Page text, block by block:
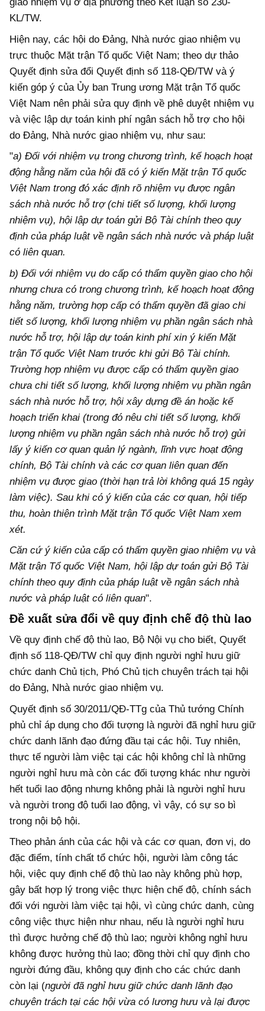
giao nhiệm vụ ở địa phương theo Kết luận số 230-
KL/TW.
Hiện nay, các hội do Đảng, Nhà nước giao nhiệm vụ
trực thuộc Mặt trận Tổ quốc Việt Nam; theo dự thảo
Quyết định sửa đổi Quyết định số 118-QĐ/TW và ý
kiến góp ý của Ủy ban Trung ương Mặt trận Tổ quốc
Việt Nam nên phải sửa quy định về phê duyệt nhiệm vụ
và việc lập dự toán kinh phí ngân sách hỗ trợ cho hội
do Đảng, Nhà nước giao nhiệm vụ, như sau:
"a) Đối với nhiệm vụ trong chương trình, kế hoạch hoạt
động hằng năm của hội đã có ý kiến Mặt trận Tổ quốc
Việt Nam trong đó xác định rõ nhiệm vụ được ngân
sách nhà nước hỗ trợ (chi tiết số lượng, khối lượng
nhiệm vụ), hội lập dự toán gửi Bộ Tài chính theo quy
định của pháp luật về ngân sách nhà nước và pháp luật
có liên quan.
b) Đối với nhiệm vụ do cấp có thẩm quyền giao cho hội
nhưng chưa có trong chương trình, kế hoạch hoạt động
hằng năm, trường hợp cấp có thẩm quyền đã giao chi
tiết số lượng, khối lượng nhiệm vụ phần ngân sách nhà
nước hỗ trợ, hội lập dự toán kinh phí xin ý kiến Mặt
trận Tổ quốc Việt Nam trước khi gửi Bộ Tài chính.
Trường hợp nhiệm vụ được cấp có thẩm quyền giao
chưa chi tiết số lượng, khối lượng nhiệm vụ phần ngân
sách nhà nước hỗ trợ, hội xây dựng đề án hoặc kế
hoạch triển khai (trong đó nêu chi tiết số lượng, khối
lượng nhiệm vụ phần ngân sách nhà nước hỗ trợ) gửi
lấy ý kiến cơ quan quản lý ngành, lĩnh vực hoạt động
chính, Bộ Tài chính và các cơ quan liên quan đến
nhiệm vụ được giao (thời hạn trả lời không quá 15 ngày
làm việc). Sau khi có ý kiến của các cơ quan, hội tiếp
thu, hoàn thiện trình Mặt trận Tổ quốc Việt Nam xem
xét.
Căn cứ ý kiến của cấp có thẩm quyền giao nhiệm vụ và
Mặt trận Tổ quốc Việt Nam, hội lập dự toán gửi Bộ Tài
chính theo quy định của pháp luật về ngân sách nhà
nước và pháp luật có liên quan".
Đề xuất sửa đổi về quy định chế độ thù lao
Về quy định chế độ thù lao, Bộ Nội vụ cho biết, Quyết
định số 118-QĐ/TW chỉ quy định người nghỉ hưu giữ
chức danh Chủ tịch, Phó Chủ tịch chuyên trách tại hội
do Đảng, Nhà nước giao nhiệm vụ.
Quyết định số 30/2011/QĐ-TTg của Thủ tướng Chính
phủ chỉ áp dụng cho đối tượng là người đã nghỉ hưu giữ
chức danh lãnh đạo đứng đầu tại các hội. Tuy nhiên,
thực tế người làm việc tại các hội không chỉ là những
người nghỉ hưu mà còn các đối tượng khác như người
hết tuổi lao động nhưng không phải là người nghỉ hưu
và người trong độ tuổi lao động, vì vậy, có sự so bì
trong nội bộ hội.
Theo phản ánh của các hội và các cơ quan, đơn vị, do
đặc điểm, tính chất tổ chức hội, người làm công tác
hội, việc quy định chế độ thù lao này không phù hợp,
gây bất hợp lý trong việc thực hiện chế độ, chính sách
đối với người làm việc tại hội, vì cùng chức danh, cùng
công việc thực hiện như nhau, nếu là người nghỉ hưu
thì được hưởng chế độ thù lao; người không nghỉ hưu
không được hưởng thù lao; đồng thời chỉ quy định cho
người đứng đầu, không quy định cho các chức danh
còn lại (người đã nghỉ hưu giữ chức danh lãnh đạo
chuyên trách tại các hội vừa có lương hưu và lại được